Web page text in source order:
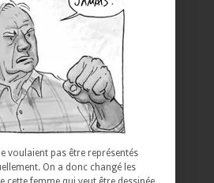
voulaient pas être représentés
On a donc changé les